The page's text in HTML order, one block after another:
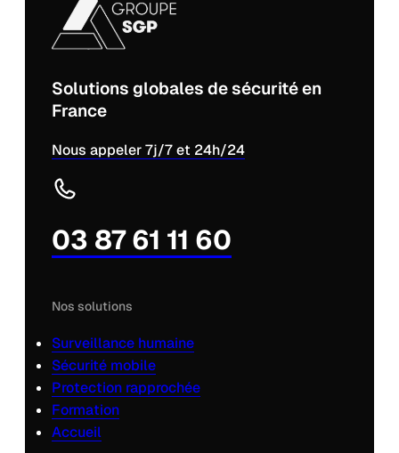
Solutions globales de sécurité en
France
Nous appeler 7j/7 et 24h/24
03 87 61 11 60
Nos solutions
Surveillance humaine
Sécurité mobile
Protection rapprochée
Formation
Accueil